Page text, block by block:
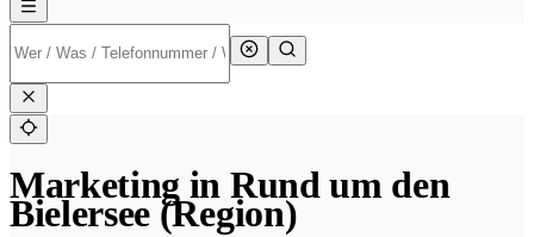
Marketing in Rund um den
Bielersee (Region)